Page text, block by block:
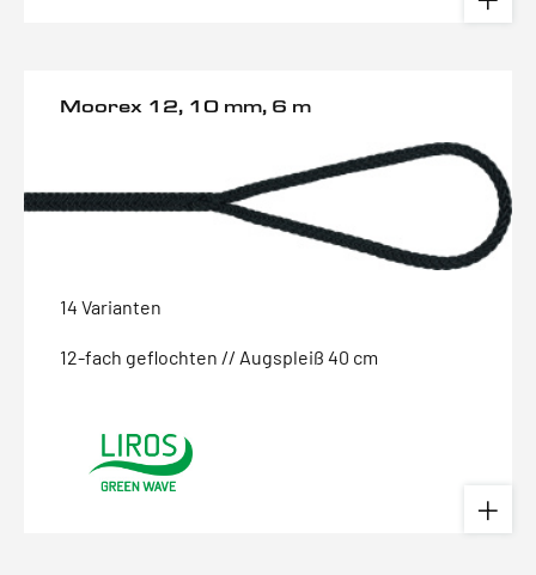
Moorex 12, 10 mm, 6 m
14 Varianten
12-fach geflochten // Augspleiß 40 cm